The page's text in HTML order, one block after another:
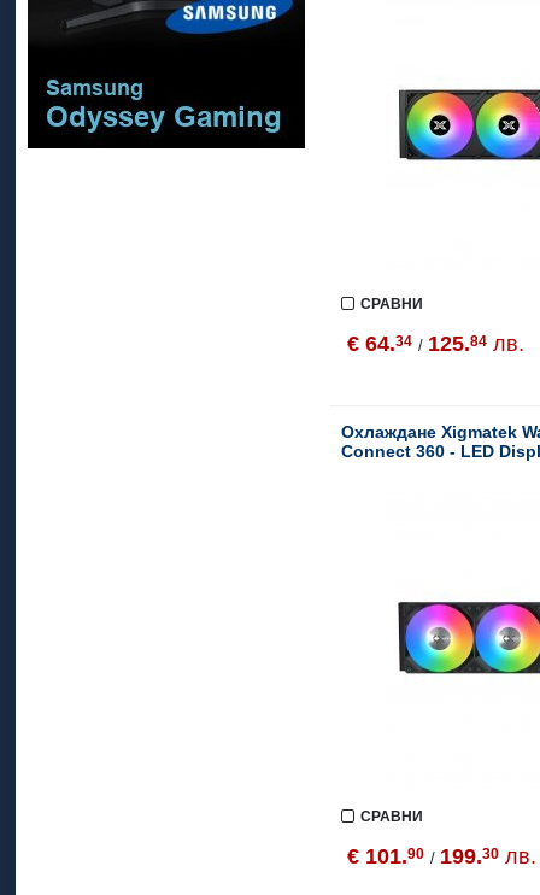
VCom
СРАВНИ
€ 64.34 / 125.84 лв.
Охлаждане Xigmatek
Connect 360 - LED
СРАВНИ
€ 101.90 / 199.30 лв.